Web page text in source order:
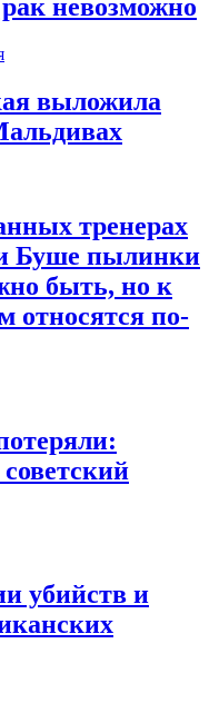
невозможно
выложила
тренерах
Буше пылинки
быть, но к
относятся по-
убийств и